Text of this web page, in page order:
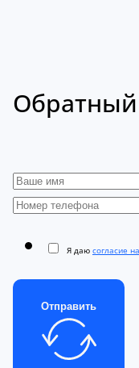
Я даю согласие
Отправить